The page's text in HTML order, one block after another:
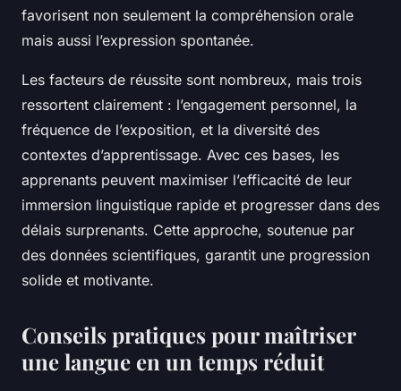
favorisent non seulement la compréhension orale
mais aussi l’expression spontanée.
Les facteurs de réussite sont nombreux, mais trois
ressortent clairement : l’engagement personnel, la
fréquence de l’exposition, et la diversité des
contextes d’apprentissage. Avec ces bases, les
apprenants peuvent maximiser l’efficacité de leur
immersion linguistique rapide et progresser dans des
délais surprenants. Cette approche, soutenue par
des données scientifiques, garantit une progression
solide et motivante.
Conseils pratiques pour maîtriser
une langue en un temps réduit